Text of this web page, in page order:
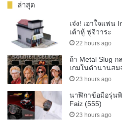
ล่าสุด
เจ๋ง! เอาใจแฟน
เต้าหู้ ฟูจิวาระ
22 hours ago
ถ้า Metal Slug
เกมในตำนานสม
23 hours ago
นาฬิกาข้อมือรุ่นพิ
Faiz (555)
23 hours ago